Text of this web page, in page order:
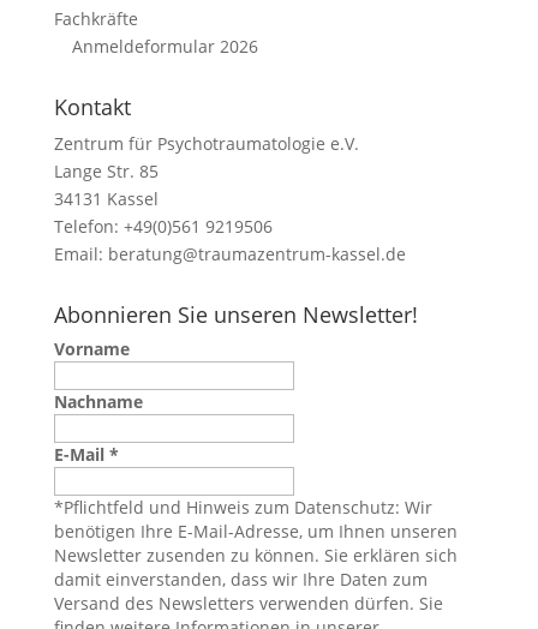
Fachkräfte
Anmeldeformular 2026
Kontakt
Zentrum für Psychotraumatologie e.V.
Lange Str. 85
34131 Kassel
Telefon: +49(0)561 9219506
Email: beratung@traumazentrum-kassel.de
Abonnieren Sie unseren Newsletter!
Vorname
Nachname
E-Mail *
*Pflichtfeld und Hinweis zum Datenschutz: Wir
benötigen Ihre E-Mail-Adresse, um Ihnen unseren
Newsletter zusenden zu können. Sie erklären sich
damit einverstanden, dass wir Ihre Daten zum
Versand des Newsletters verwenden dürfen. Sie